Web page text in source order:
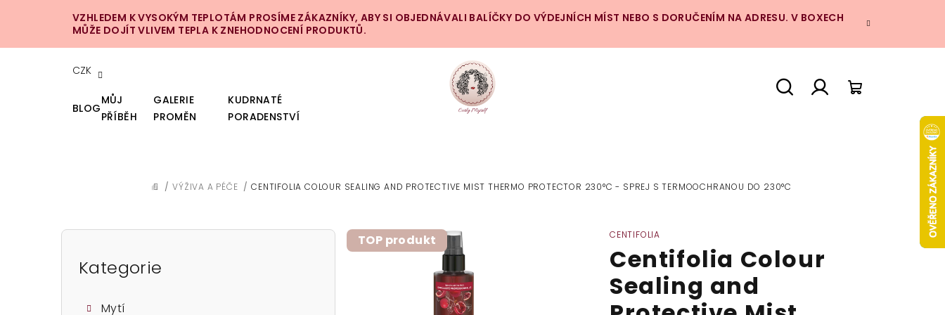
VZHLEDEM K VYSOKÝM TEPLOTÁM PROSÍME ZÁKAZNÍKY, ABY SI OBJEDNÁVALI BALÍČKY DO VÝDEJNÍCH MÍST NEBO S DORUČENÍM NA ADRESU. V BOXECH
MŮŽE DOJÍT VLIVEM TEPLA K ZNEHODNOCENÍ PRODUKTŮ.
CZK
BLOG
MŮJ
PŘÍBĚH
GALERIE
PROMĚN
KUDRNATÉ
PORADENSTVÍ
DOMŮ
/ VÝŽIVA A PÉČE / CENTIFOLIA COLOUR SEALING AND PROTECTIVE MIST THERMO PROTECTOR 230°C - SPREJ S TERMOOCHRANOU DO 230°C
P
Přeskočit
kategorie
Kategorie
Mytí
CENTIFOLIA
Centifolia Colour
Sealing and
TOP produkt